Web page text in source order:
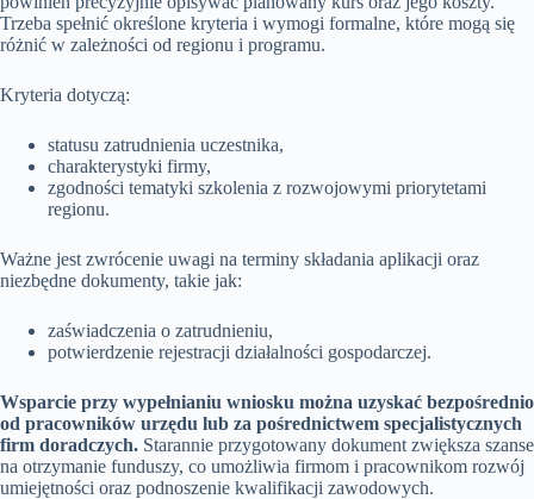
Trzeba spełnić określone kryteria i wymogi formalne, które mogą się
różnić w zależności od regionu i programu.
Kryteria dotyczą:
statusu zatrudnienia uczestnika,
charakterystyki firmy,
zgodności tematyki szkolenia z rozwojowymi priorytetami
regionu.
Ważne jest zwrócenie uwagi na terminy składania aplikacji oraz
niezbędne dokumenty, takie jak:
zaświadczenia o zatrudnieniu,
potwierdzenie rejestracji działalności gospodarczej.
Wsparcie przy wypełnianiu wniosku można uzyskać bezpośrednio
od pracowników urzędu lub za pośrednictwem specjalistycznych
firm doradczych. Starannie przygotowany dokument zwiększa szanse
na otrzymanie funduszy, co umożliwia firmom i pracownikom rozwój
umiejętności oraz podnoszenie kwalifikacji zawodowych.